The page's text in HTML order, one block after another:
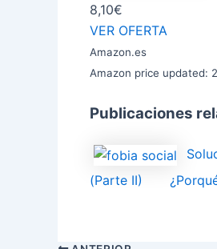
8,10€
VER OFERTA
Amazon.es
Amazon price updated:
Publicaciones
(Parte II)